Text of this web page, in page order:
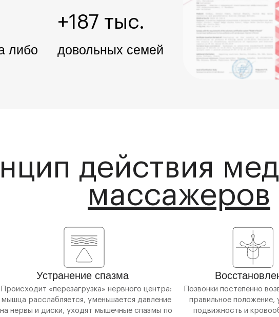
действия
массажеров
Устранение спазма
Происходит «перезагрузка» нервного центра:
мышца расслабляется, уменьшается давление
на нервы и диски, уходят мышечные спазмы по
Позвонки постепенно
правильное положение,
подвижность и